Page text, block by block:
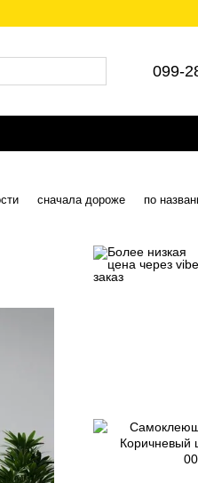
післяплата 🚛Укр/Нова пошта
099-
сначала дороже по